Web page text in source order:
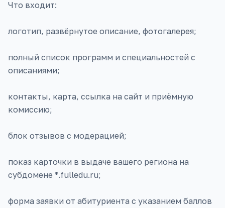
Что входит:
логотип, развёрнутое описание, фотогалерея;
полный список программ и специальностей с
описаниями;
контакты, карта, ссылка на сайт и приёмную
комиссию;
блок отзывов с модерацией;
показ карточки в выдаче вашего региона на
субдомене *.fulledu.ru;
форма заявки от абитуриента с указанием баллов